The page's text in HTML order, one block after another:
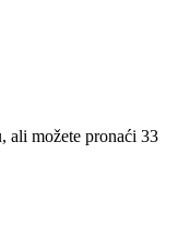
ali možete pronaći 33